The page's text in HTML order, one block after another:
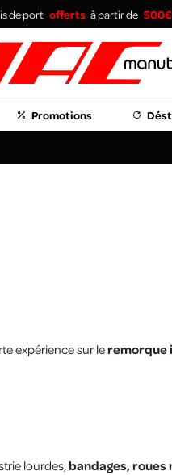
de port offerts à partir de
Promotions
expérience sur leremorque
lourdes,bandages, roues